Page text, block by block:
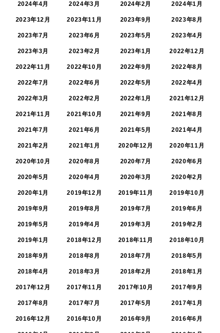
2024年4月 2024年3月 2024年2月 2024年1月
2023年12月 2023年11月 2023年9月 2023年8月
2023年7月 2023年6月 2023年5月 2023年4月
2023年3月 2023年2月 2023年1月 2022年12月
2022年11月 2022年10月 2022年9月 2022年8月
2022年7月 2022年6月 2022年5月 2022年4月
2022年3月 2022年2月 2022年1月 2021年12月
2021年11月 2021年10月 2021年9月 2021年8月
2021年7月 2021年6月 2021年5月 2021年4月
2021年2月 2021年1月 2020年12月 2020年11月
2020年10月 2020年8月 2020年7月 2020年6月
2020年5月 2020年4月 2020年3月 2020年2月
2020年1月 2019年12月 2019年11月 2019年10月
2019年9月 2019年8月 2019年7月 2019年6月
2019年5月 2019年4月 2019年3月 2019年2月
2019年1月 2018年12月 2018年11月 2018年10月
2018年9月 2018年8月 2018年7月 2018年5月
2018年4月 2018年3月 2018年2月 2018年1月
2017年12月 2017年11月 2017年10月 2017年9月
2017年8月 2017年7月 2017年5月 2017年1月
2016年12月 2016年10月 2016年9月 2016年6月